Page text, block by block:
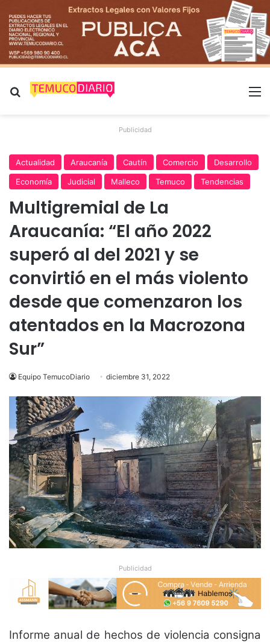
Buscar por
Publicidad
Actualidad Araucanía Cautín Comercio
Desarrollo
Economía
Judicial Malleco Temuco Tendencias
Multigremial de La
Araucanía: “El año 2022
superó al del 2021 y se
convirtió en el más violento
desde que comenzaron los
atentados en la Macrozona
Sur”
Equipo TemucoDiario diciembre 31, 2022
Publicidad
Informe anual de hechos de violencia consigna